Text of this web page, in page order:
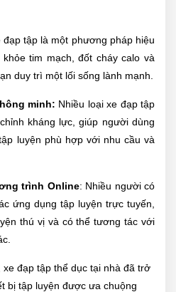
đạp tập là một phương pháp hiệu
tim mạch, đốt cháy calo và
duy trì một lối sống lành mạnh.
minh: Nhiều loại xe đạp tập
kháng lực, giúp người dùng
luyện phù hợp với nhu cầu và
trình Online: Nhiều người có
ứng dụng tập luyện trực tuyến,
thú vị và có thể tương tác với
đạp tập thể dục tại nhà đã trở
bị tập luyện được ưa chuộng